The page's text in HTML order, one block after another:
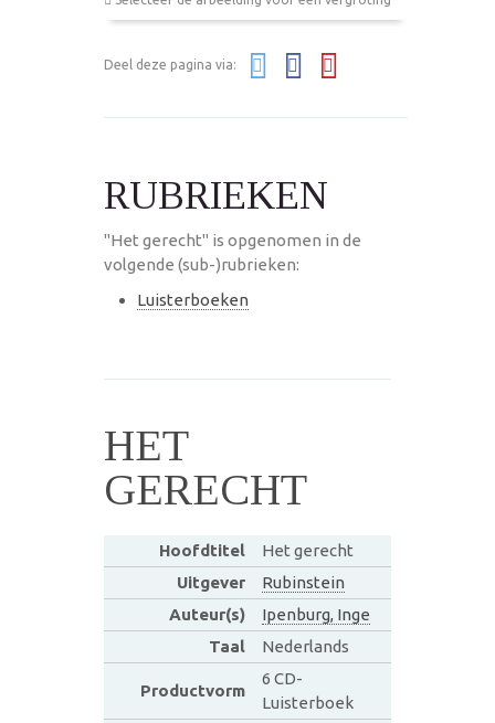
Deel deze pagina via:
RUBRIEKEN
"Het gerecht" is opgenomen in de
volgende (sub-)rubrieken:
Luisterboeken
HET
GERECHT
Hoofdtitel
Het gerecht
Uitgever
Rubinstein
Auteur(s)
Ipenburg, Inge
Taal
Nederlands
Productvorm
6 CD-
Luisterboek